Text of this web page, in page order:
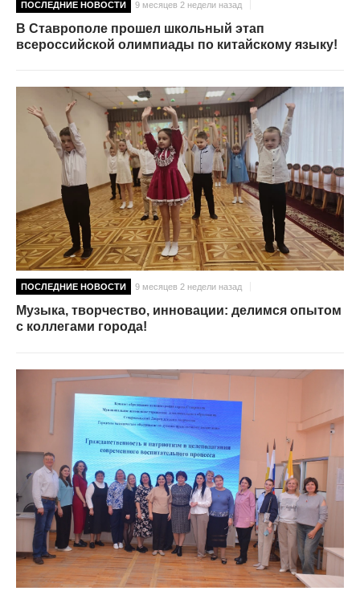
ПОСЛЕДНИЕ НОВОСТИ 9 месяцев 2 недели назад
В Ставрополе прошел школьный этап
всероссийской олимпиады по китайскому языку!
ПОСЛЕДНИЕ НОВОСТИ 9 месяцев 2 недели назад
Музыка, творчество, инновации: делимся опытом
с коллегами города!